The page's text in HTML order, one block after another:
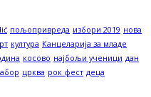
пољопривреда избори 2019 нова
култура Канцеларија за младе
косово најбољи ученици дан
црква рок фест деца